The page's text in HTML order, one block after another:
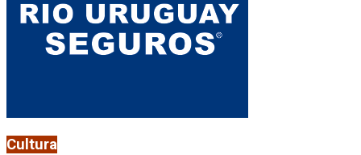
Cultura